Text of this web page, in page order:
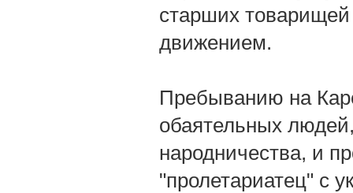
старших
движением.
Пребыванию на
обаятельных
народничества, и
"пролетариатец" с